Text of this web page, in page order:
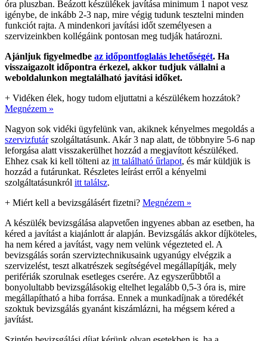
óra pluszban. Beázott készülékek javítása minimum 1 napot vesz
igénybe, de inkább 2-3 nap, mire végig tudunk tesztelni minden
funkciót rajta. A mindenkori javítási időt személyesen a
szervizeinkben kollégáink pontosan meg tudják határozni.
Ajánljuk figyelmedbe az időpontfoglalás lehetőségét. Ha
visszaigazolt időpontra érkezel, akkor tudjuk vállalni a
weboldalunkon megtalálható javítási időket.
+ Vidéken élek, hogy tudom eljuttatni a készülékem hozzátok?
Megnézem »
Nagyon sok vidéki ügyfelünk van, akiknek kényelmes megoldás a
szervizfutárszolgáltatásunk. Akár 3 nap alatt, de többnyire 5-6 nap
leforgása alatt visszakerülhet hozzád a megjavított készüléked.
Ehhez csak ki kell tölteni az itt található űrlapot, és már küldjük is
hozzád a futárunkat. Részletes leírást erről a kényelmi
szolgáltatásunkról itt találsz.
+ Miért kell a bevizsgálásért fizetni? Megnézem »
A készülék bevizsgálása alapvetően ingyenes abban az esetben, ha
kéred a javítást a kiajánlott ár alapján. Bevizsgálás akkor díjköteles,
ha nem kéred a javítást, vagy nem velünk végezteted el. A
bevizsgálás során szerviztechnikusaink ugyanúgy elvégzik a
szervizelést, teszt alkatrészek segítségével megállapítják, mely
perifériák szorulnak esetleges cserére. Az egyszerűbbtől a
bonyolultabb bevizsgálásokig eltelhet legalább 0,5-3 óra is, mire
megállapítható a hiba forrása. Ennek a munkadíjnak a töredékét
szoktuk bevizsgálás gyanánt kiszámlázni, ha mégsem kéred a
javítást.